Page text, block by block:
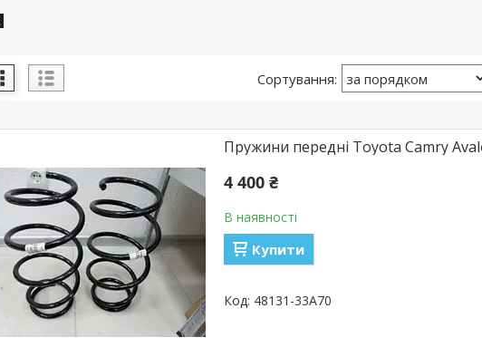
Пружини передні Toyota Camry
4 400 ₴
В наявності
Купити
48131-33A70